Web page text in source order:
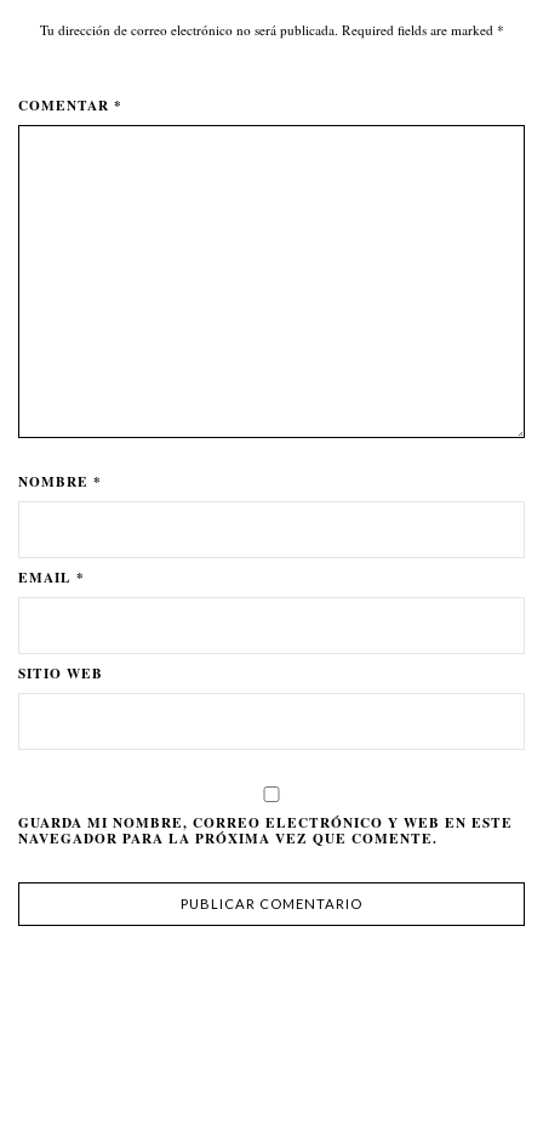
Tu dirección de correo electrónico no será publicada. Required fields are marked *
COMENTAR *
NOMBRE *
EMAIL *
SITIO WEB
GUARDA MI NOMBRE, CORREO ELECTRÓNICO Y WEB EN ESTE
NAVEGADOR PARA LA PRÓXIMA VEZ QUE COMENTE.